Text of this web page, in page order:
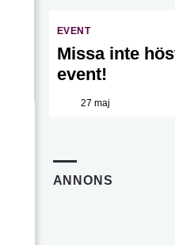
EVENT
Missa inte
event!
27 maj
ANNONS